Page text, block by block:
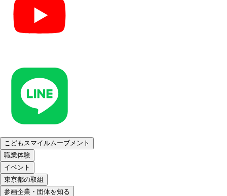
こどもスマイルムーブメント
職業体験
イベント
東京都の取組
参画企業・団体を知る